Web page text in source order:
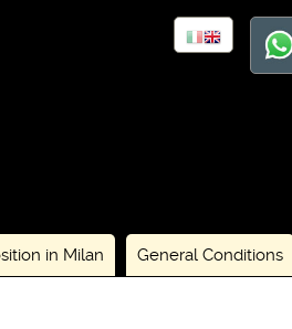
in Milan General Conditions